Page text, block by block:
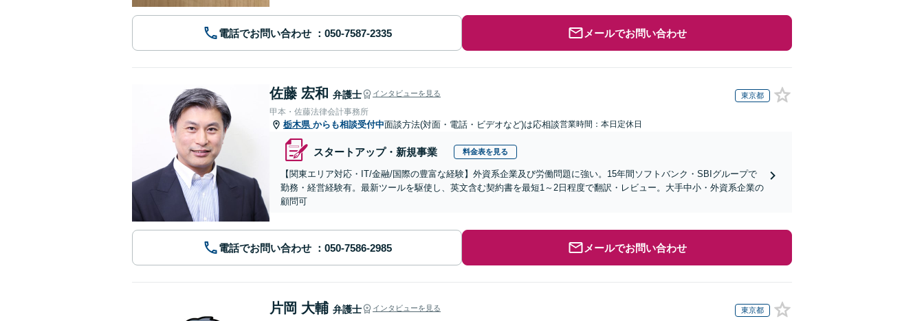
電話でお問い合わせ メールでお問い合わせ
佐藤 宏和 弁護士 インタビューを見る 東京都
甲本・佐藤法律会計事務所
栃木県 からも相談受付中面談方法(対面・電話・ビデオなど)は応相談営業時間：本日定休日
スタートアップ・新規事業 料金表を見る
【関東エリア対応・IT/金融/国際の豊富な経験】外資系企業及び労働問題に強い。15年間ソフトバンク・SBIグループで
勤務・経営経験有。最新ツールを駆使し、英文含む契約書を最短1～2日程度で翻訳・レビュー。大手中小・外資系企業の
顧問可
電話でお問い合わせ メールでお問い合わせ
片岡 大輔 弁護士 インタビューを見る 東京都